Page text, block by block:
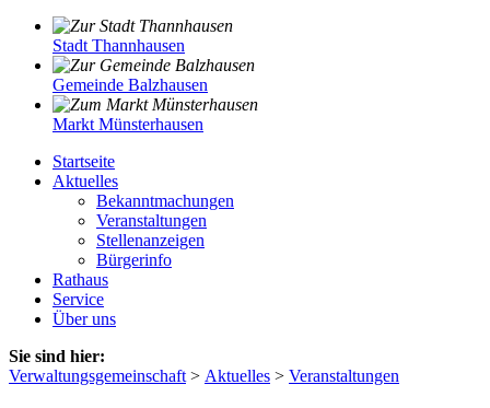
Stadt Thannhausen
Gemeinde Balzhausen
Markt Münsterhausen
Startseite
Aktuelles
Bekanntmachungen
Veranstaltungen
Stellenanzeigen
Bürgerinfo
Rathaus
Service
Über uns
Sie sind hier:
Verwaltungsgemeinschaft > Aktuelles > Veranstaltungen